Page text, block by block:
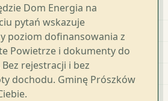
Dom Energia na
pytań wskazuje
poziom dofinansowania z
Powietrze i dokumenty do
rejestracji i bez
dochodu. Gminę Prószków